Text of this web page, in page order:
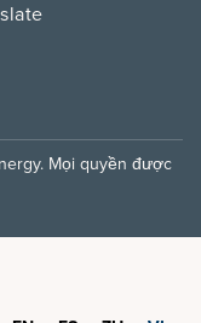
Mọi quyền được